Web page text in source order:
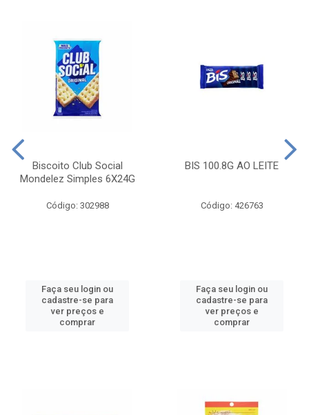
Biscoito Club Social
Mondelez Simples 6X24G
Código: 302988
Faça seu login ou
cadastre-se para
ver preços e
comprar
BIS 100.8G AO LEITE
Código: 426763
Faça seu login ou
cadastre-se para
ver preços e
comprar